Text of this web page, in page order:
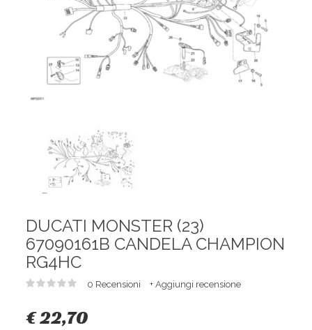
DUCATI MONSTER (23)
67090161B CANDELA CHAMPION
RG4HC
0 Recensioni + Aggiungi recensione
€ 22,70